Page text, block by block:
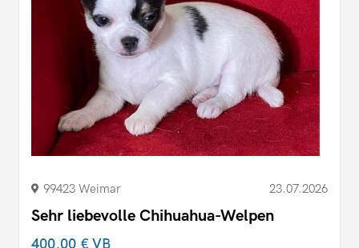
99423 Weimar 23.07.2026
Sehr liebevolle Chihuahua-Welpen